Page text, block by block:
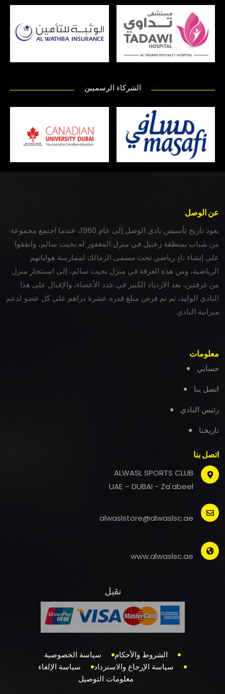
الشركاء الرسميين
عن الوصل
يعود تاريخ تأسيس نادي الوصل إلى عام 1960، عندما اجتمع مجموعة
من شباب بمنطقة زعبيل في منزل المغفور له بخيت سالم، واتفقوا
على إنشاء نادٍ رياضي تحت مسمى الزمالك لممارسة هواياتهم
الرياضية، ومن هذه الغرفة في منزل بخيت سالم، إلى استئجار منزل
من غرفتين، بعد الازدياد الكبير في عدد الأعضاء، والإقبال على هذا
النادي الوليد، ثم تم فرض مبلغ قدره عشرة دراهم على كل عضو لدعم
ميزانية النادي.
معلومات
حسابي
اتصل بنا
رئيس النادي
تاريخنا
اتصل بنا
ALWASL SPORTS CLUB
UAE – DUBAI - Za'abeel
alwaslstore@alwaslsc.ae
www.alwaslsc.ae
نقبل
الشروط والأحكام
سياسة الخصوصية
سياسة الإرجاع والاسترداد
سياسة الإلغاء
معلومات التوصيل